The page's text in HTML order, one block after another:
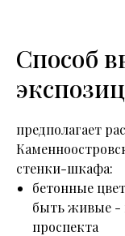
Способ
предполагает
стенки-шкафа:
бетонные
быть живые -
проспекта